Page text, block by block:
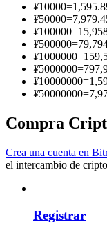
Información
Análisis de big
¥10000=
¥50000=
¥100000=
¥500000=
¥1000000=
¥5000000=
¥10000000=
¥50000000=
Compra
Crea una cuenta en
el intercambio de
Registrar